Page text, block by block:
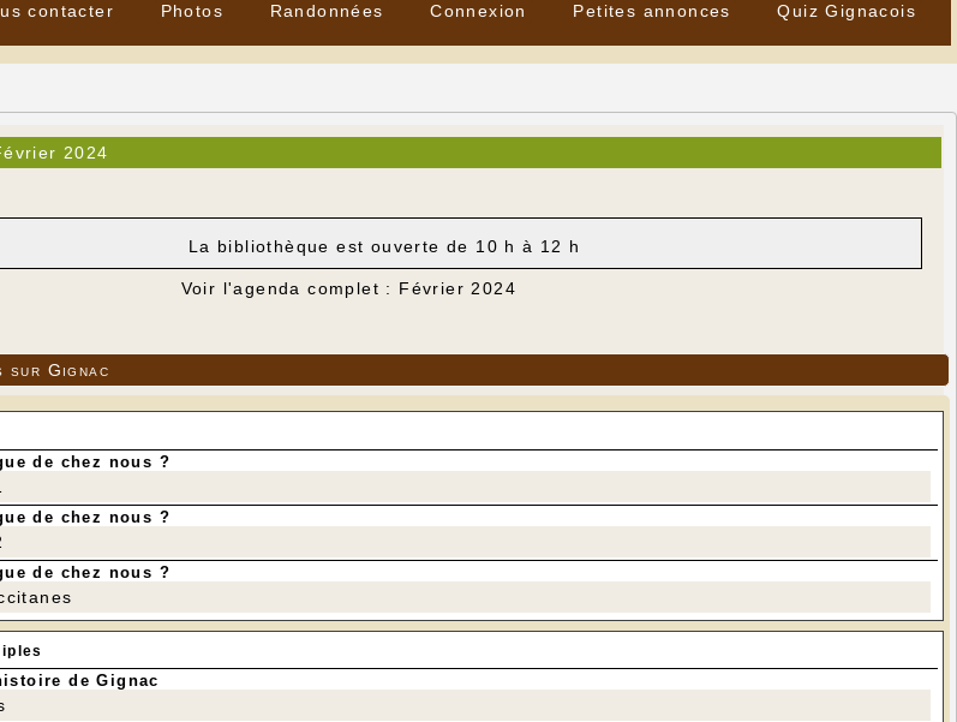
contacter Photos Randonnées Connexion Petites annonces Quiz Gignacois
2024
La bibliothèque est ouverte de 10 h à 12 h
Voir l'agenda complet : Février 2024
sur Gignac
de chez nous ?
de chez nous ?
de chez nous ?
de Gignac